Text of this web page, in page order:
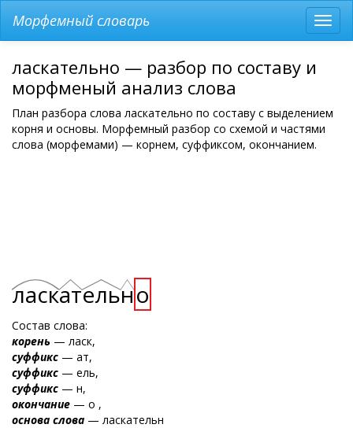
меню
Морфемный словарь
ласкательно — разбор по составу и
морфменый анализ слова
План разбора слова ласкательно по составу с выделением
корня и основы. Морфемный разбор со схемой и частями
слова (морфемами) — корнем, суффиксом, окончанием.
ласкательно
Состав слова:
корень — ласк,
суффикс — ат,
суффикс — ель,
суффикс — н,
окончание — о ,
основа слова — ласкательн